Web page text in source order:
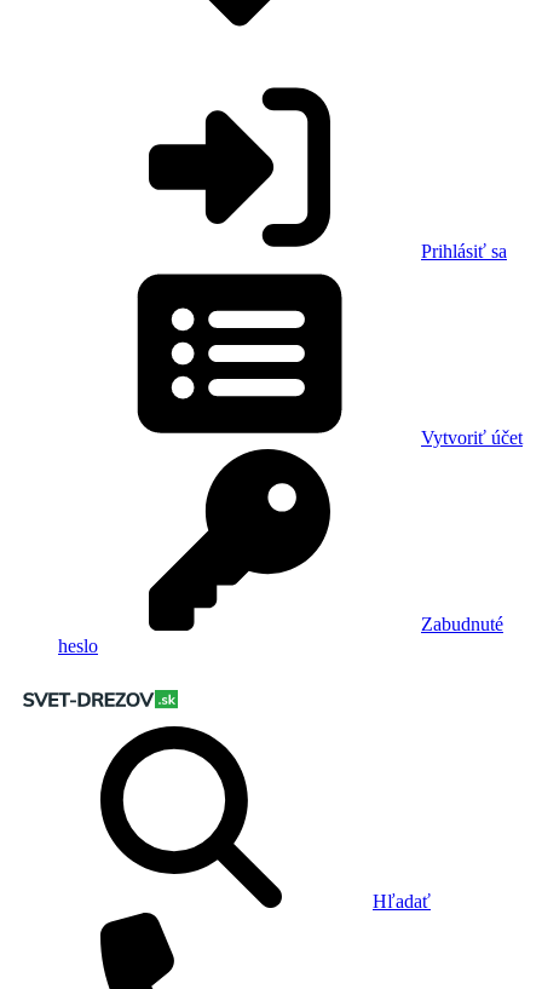
Prihlásiť sa
Vytvoriť účet
Zabudnuté
heslo
Hľadať